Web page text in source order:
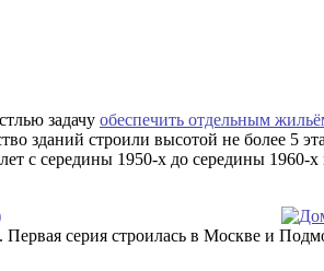
задачу обеспечить отдельным
зданий строили высотой не более 5
с середины 1950-х до середины
серия строилась в Москве и